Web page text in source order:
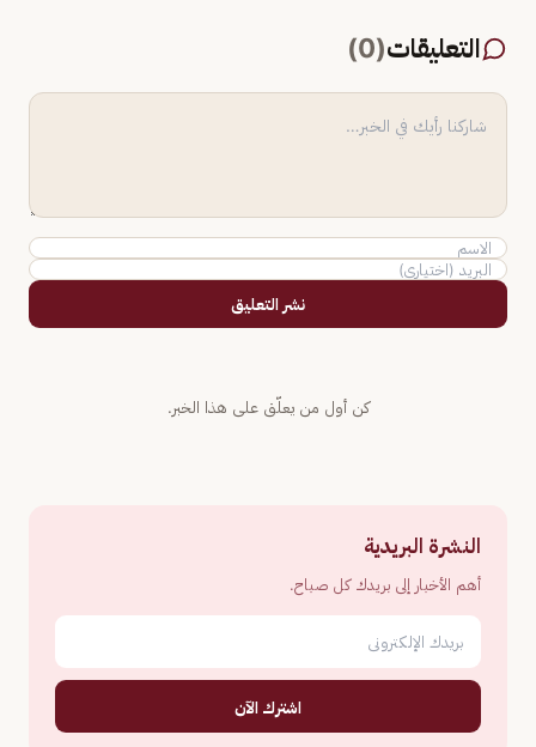
التعليقات(
0
)
نشر التعليق
كن أول من يعلّق على هذا الخبر.
النشرة البريدية
أهم الأخبار إلى بريدك كل صباح.
اشترك الآن